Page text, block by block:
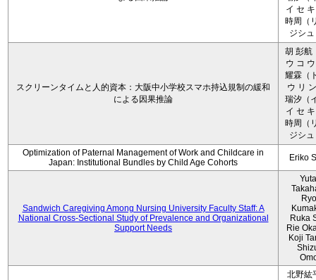
イ セ
時周（
ジシ
スクリーンタイムと人的資本：大阪中小学校スマホ持込規制の緩和
による因果推論
胡 彭航
ウ コ
耀霖（
ウ リ
瑞汐（
イ セ
時周（
ジシ
Optimization of Paternal Management of Work and Childcare in
Japan: Institutional Bundles by Child Age Cohorts
Eriko
Sandwich Caregiving Among Nursing University Faculty Staff: A
National Cross-Sectional Study of Prevalence and Organizational
Support Needs
Ruka
Rie
Koji
北野紘